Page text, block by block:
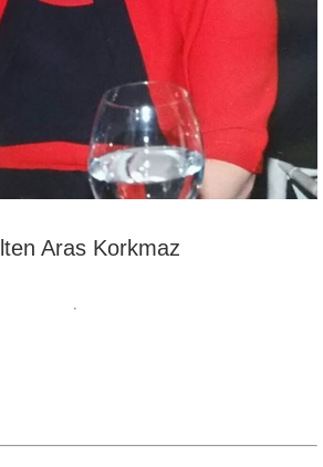
Aras Korkmaz